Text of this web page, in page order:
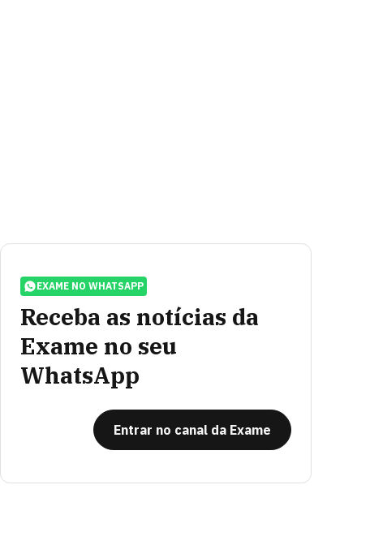
EXAME NO WHATSAPP
Receba as notícias da
Exame no seu
WhatsApp
Entrar no canal da Exame